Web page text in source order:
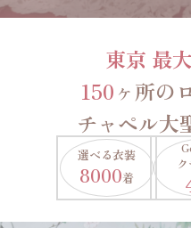
東京 最
150ヶ所の
チャペル大
選べる衣装
8000着